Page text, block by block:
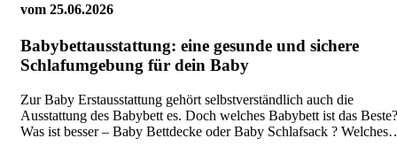
vom 25.06.2026
Babybettausstattung: eine gesunde und sichere
Schlafumgebung für dein Baby
Zur Baby Erstausstattung gehört selbstverständlich auch die
Ausstattung des Babybett es. Doch welches Babybett ist das Beste?
Was ist besser – Baby Bettdecke oder Baby Schlafsack ?